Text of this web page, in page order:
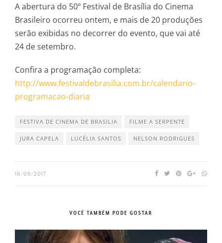
A abertura do 50º Festival de Brasília do Cinema
Brasileiro ocorreu ontem, e mais de 20 produções
serão exibidas no decorrer do evento, que vai até
24 de setembro.
Confira a programação completa:
http://www.festivaldebrasilia.com.br/calendario-
programacao-diaria
FESTIVA DE CINEMA DE BRASILIA FILME A SERPENTE
JURA CAPELA LUCÉLIA SANTOS NELSON RODRIGUES
16/09/2017
VOCÊ TAMBÉM PODE GOSTAR